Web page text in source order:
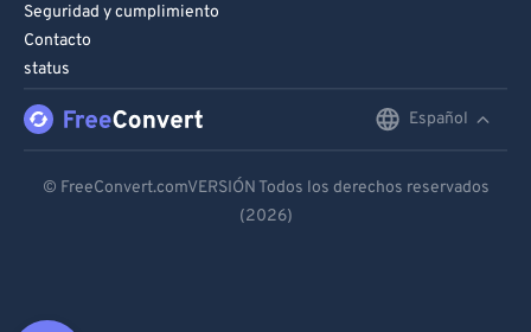
Seguridad y cumplimiento
Contacto
status
Español
Español
© FreeConvert.comVERSIÓN Todos los derechos reservados
(2026)